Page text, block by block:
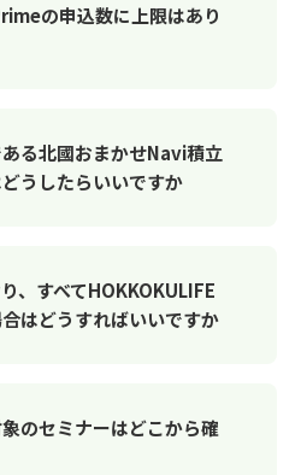
の申込数に上限はあり
る北國おまかせNavi積立
うしたらいいですか
、すべてHOKKOKULIFE
はどうすればいいですか
のセミナーはどこから確